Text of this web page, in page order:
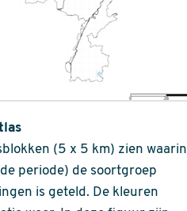
(5 x 5 km) zien waarin
periode) de soortgroep
is geteld. De kleuren